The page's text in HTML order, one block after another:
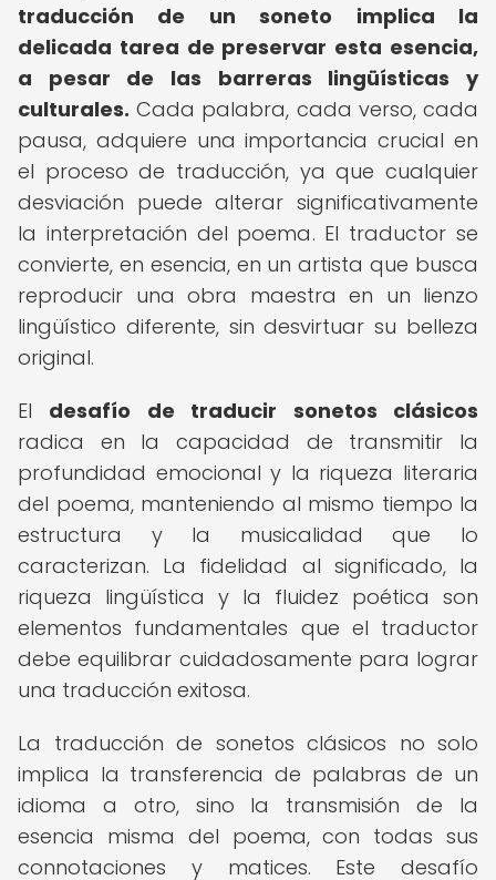
traducción de un soneto implica la
delicada tarea de preservar esta esencia,
a pesar de las barreras lingüísticas y
culturales. Cada palabra, cada verso, cada
pausa, adquiere una importancia crucial en
el proceso de traducción, ya que cualquier
desviación puede alterar significativamente
la interpretación del poema. El traductor se
convierte, en esencia, en un artista que busca
reproducir una obra maestra en un lienzo
lingüístico diferente, sin desvirtuar su belleza
original.
El desafío de traducir sonetos clásicos
radica en la capacidad de transmitir la
profundidad emocional y la riqueza literaria
del poema, manteniendo al mismo tiempo la
estructura y la musicalidad que lo
caracterizan. La fidelidad al significado, la
riqueza lingüística y la fluidez poética son
elementos fundamentales que el traductor
debe equilibrar cuidadosamente para lograr
una traducción exitosa.
La traducción de sonetos clásicos no solo
implica la transferencia de palabras de un
idioma a otro, sino la transmisión de la
esencia misma del poema, con todas sus
connotaciones y matices. Este desafío